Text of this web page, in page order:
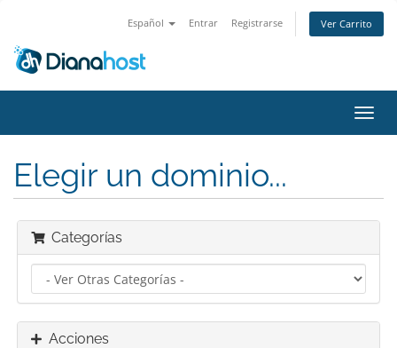
Español Entrar Registrarse Ver Carrito
Elegir un dominio...
Categorías
Acciones